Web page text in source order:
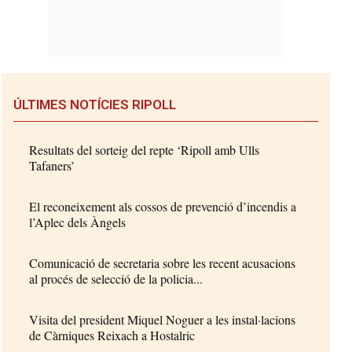
ÚLTIMES NOTÍCIES RIPOLL
Resultats del sorteig del repte ‘Ripoll amb Ulls
Tafaners’
El reconeixement als cossos de prevenció d’incendis a
l’Aplec dels Àngels
Comunicació de secretaria sobre les recent acusacions
al procés de selecció de la policia...
Visita del president Miquel Noguer a les instal·lacions
de Càrniques Reixach a Hostalric